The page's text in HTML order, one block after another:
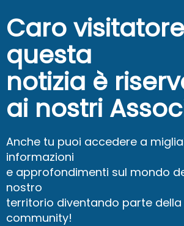
Caro
questa
notizia è
ai nostri
Anche tu puoi accedere a
informazioni
e approfondimenti sul mondo
nostro
territorio diventando parte
community!